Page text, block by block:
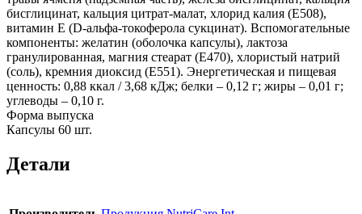
бисглицинат, кальция цитрат-малат, хлорид калия (E508),
витамин E (D-альфа-токоферола сукцинат). Вспомогательные
компоненты: желатин (оболочка капсулы), лактоза
гранулированная, магния стеарат (E470), хлористый натрий
(соль), кремния диоксид (E551). Энергетическая и пищевая
ценность: 0,88 ккал / 3,68 кДж; белки – 0,12 г; жиры – 0,01 г;
углеводы – 0,10 г.
Форма выпуска
Капсулы 60 шт.
Детали